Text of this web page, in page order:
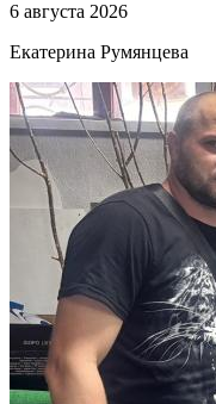
6 августа 2026
Екатерина Румянцева